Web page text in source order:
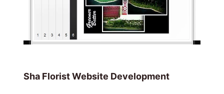
Sha Florist Website Development